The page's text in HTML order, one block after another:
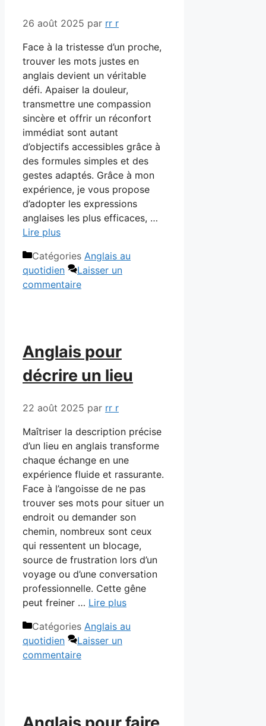
26 août 2025 par rr r
Face à la tristesse d’un proche,
trouver les mots justes en
anglais devient un véritable
défi. Apaiser la douleur,
transmettre une compassion
sincère et offrir un réconfort
immédiat sont autant
d’objectifs accessibles grâce à
des formules simples et des
gestes adaptés. Grâce à mon
expérience, je vous propose
d’adopter les expressions
anglaises les plus efficaces, …
Lire plus
Catégories Anglais au
quotidien
Laisser un
commentaire
Anglais pour
décrire un lieu
22 août 2025 par rr r
Maîtriser la description précise
d’un lieu en anglais transforme
chaque échange en une
expérience fluide et rassurante.
Face à l’angoisse de ne pas
trouver ses mots pour situer un
endroit ou demander son
chemin, nombreux sont ceux
qui ressentent un blocage,
source de frustration lors d’un
voyage ou d’une conversation
professionnelle. Cette gêne
peut freiner … Lire plus
Catégories Anglais au
quotidien
Laisser un
commentaire